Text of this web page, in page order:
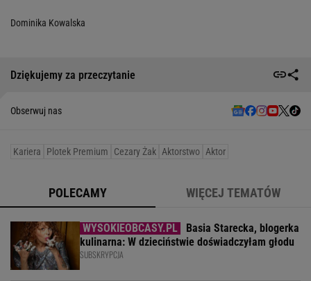
Dominika Kowalska
Dziękujemy za przeczytanie
Obserwuj nas
Kariera Plotek Premium Cezary Żak Aktorstwo Aktor
POLECAMY WIĘCEJ TEMATÓW
Basia Starecka, blogerka
kulinarna: W dzieciństwie doświadczyłam głodu
SUBSKRYPCJA